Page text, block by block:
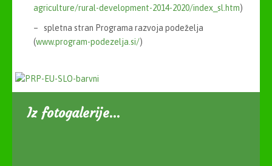
agriculture/rural-development-2014-2020/index_sl.htm)
– spletna stran Programa razvoja podeželja
(www.program-podezelja.si/)
Iz fotogalerije…